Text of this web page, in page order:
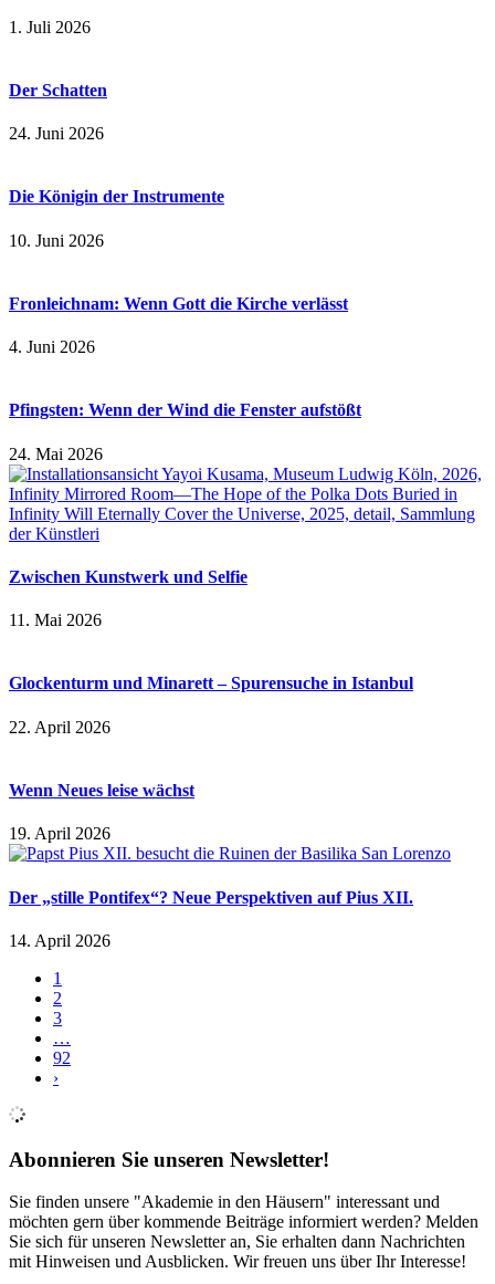
1. Juli 2026
Der Schatten
24. Juni 2026
Die Königin der Instrumente
10. Juni 2026
Fronleichnam: Wenn Gott die Kirche verlässt
4. Juni 2026
Pfingsten: Wenn der Wind die Fenster aufstößt
24. Mai 2026
Zwischen Kunstwerk und Selfie
11. Mai 2026
Glockenturm und Minarett – Spurensuche in Istanbul
22. April 2026
Wenn Neues leise wächst
19. April 2026
Der „stille Pontifex“? Neue Perspektiven auf Pius XII.
14. April 2026
1
2
3
…
92
›
Abonnieren Sie unseren Newsletter!
Sie finden unsere "Akademie in den Häusern" interessant und
möchten gern über kommende Beiträge informiert werden? Melden
Sie sich für unseren Newsletter an, Sie erhalten dann Nachrichten
mit Hinweisen und Ausblicken. Wir freuen uns über Ihr Interesse!